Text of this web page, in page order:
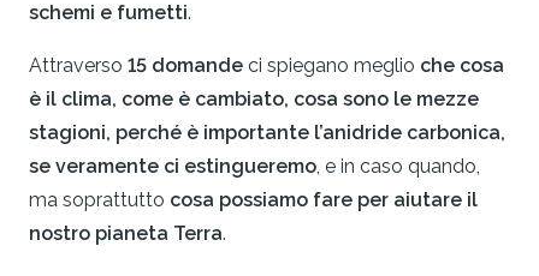
schemi e fumetti.
Attraverso 15 domande ci spiegano meglio che cosa
è il clima, come è cambiato, cosa sono le mezze
stagioni, perché è importante l’anidride carbonica,
se veramente ci estingueremo, e in caso quando,
ma soprattutto cosa possiamo fare per aiutare il
nostro pianeta Terra.